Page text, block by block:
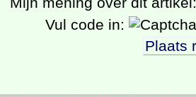
Vul code in: